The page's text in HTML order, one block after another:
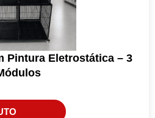
Pintura Eletrostática – 3